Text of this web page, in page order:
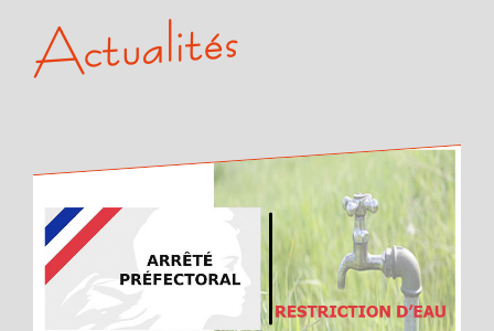
Actualités